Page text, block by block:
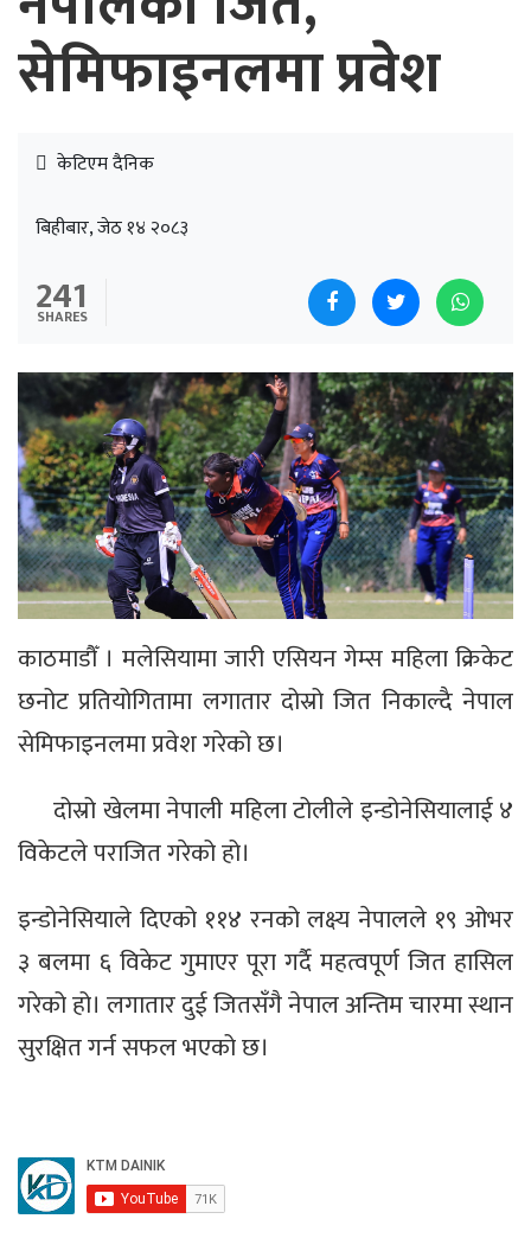
सेमिफाइनलमा प्रवेश
केटिएम दैनिक
बिहीबार, जेठ १४ २०८३
241
SHARES
काठमाडौँ । मलेसियामा जारी एसियन गेम्स महिला क्रिकेट
छनोट प्रतियोगितामा लगातार दोस्रो जित निकाल्दै नेपाल
सेमिफाइनलमा प्रवेश गरेको छ।
दोस्रो खेलमा नेपाली महिला टोलीले इन्डोनेसियालाई ४
विकेटले पराजित गरेको हो।
इन्डोनेसियाले दिएको ११४ रनको लक्ष्य नेपालले १९ ओभर
३ बलमा ६ विकेट गुमाएर पूरा गर्दै महत्वपूर्ण जित हासिल
गरेको हो। लगातार दुई जितसँगै नेपाल अन्तिम चारमा स्थान
सुरक्षित गर्न सफल भएको छ।